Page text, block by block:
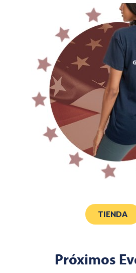
TIENDA
Próximos